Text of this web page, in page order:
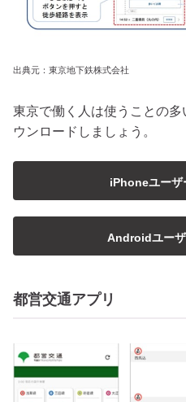
出典元：東京地下鉄株式会社
東京で働く人は使うことの
ウンロードしましょう。
iPhoneユーザ
Androidユー
都営交通アプリ